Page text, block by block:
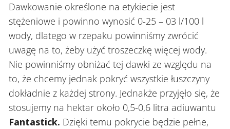
Dawkowanie określone na etykiecie jest
stężeniowe i powinno wynosić 0-25 – 03 l/100 l
wody, dlatego w rzepaku powinniśmy zwrócić
uwagę na to, żeby użyć troszeczkę więcej wody.
Nie powinniśmy obniżać tej dawki ze względu na
to, że chcemy jednak pokryć wszystkie łuszczyny
dokładnie z każdej strony. Jednakże przyjęło się, że
stosujemy na hektar około 0,5-0,6 litra adiuwantu
Fantastick. Dzięki temu pokrycie będzie pełne,